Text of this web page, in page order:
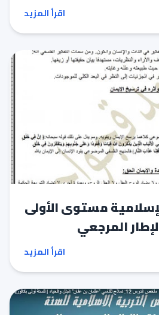
اقرأ المزيد
مستوى الأولى
المرجعي
اقرأ المزيد